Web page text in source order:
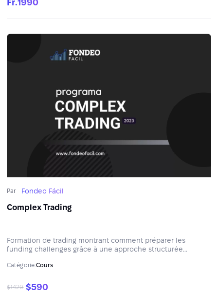
Fr.1990
Par Fondeo Fácil
Complex Trading
Formation de trading montrant comment préparer les
funding challenges grâce à une approche structurée
Catégorie:Cours
$1429 $590